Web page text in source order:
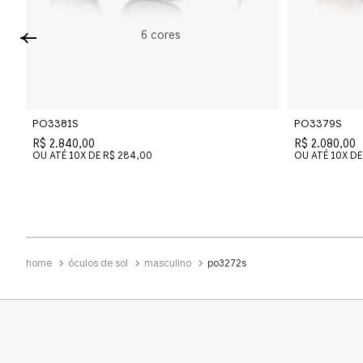
6 cores
PO3381S
R$ 2.840,00
OU ATÉ 10X DE R$ 284,00
PO3379S
R$ 2.080,00
OU ATÉ 10X DE
óculos de sol masculino po3272s